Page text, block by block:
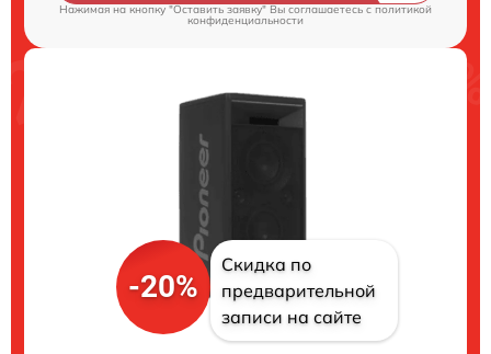
Нажимая на кнопку "Оставить заявку" Вы соглашаетесь c политикой
конфиденциальности
-20%
Скидка по
предварительной
записи на сайте